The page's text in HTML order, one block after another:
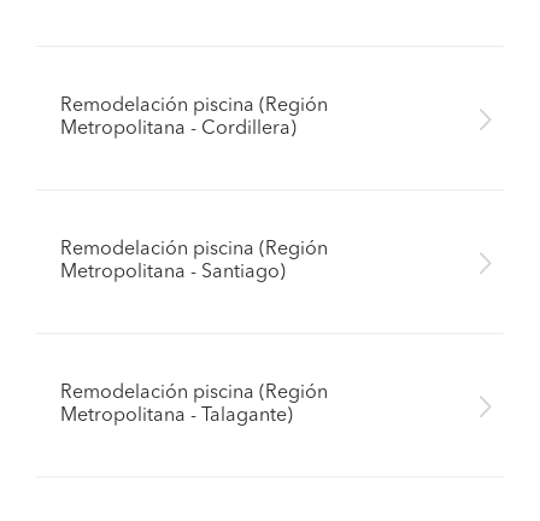
Remodelación piscina (Región
Metropolitana - Cordillera)
Remodelación piscina (Región
Metropolitana - Santiago)
Remodelación piscina (Región
Metropolitana - Talagante)